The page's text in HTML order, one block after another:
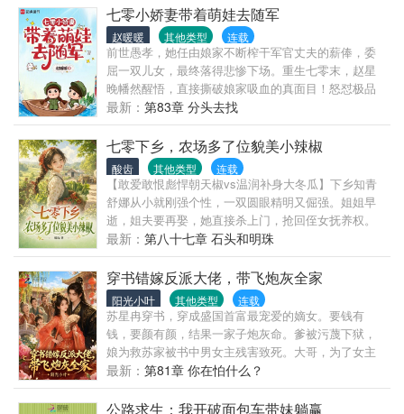
爸，林叔叔的舍命相救，她肩负起了养林舒南的责
任，扮演着好姐姐的角色护他长大。二十三岁，她遇
到了和她一样孤独的男人，并爱上了这个男人，决定
与他陪伴一生，可这个时候，青春萌动的小男生也在
自己的感情里插上一脚，不仅要面临着他违背道德的
红线，还要被与她毫无关系的商业利益所牵连。当孤
独与陪伴的共赴，依赖与放弃的选择，逃离与现实的
碰撞聚在一起，洛安又该如何抉择呢？
七零小娇妻带着萌娃去随军
赵暖暖 其他类型 连载
前世愚孝，她任由娘家不断榨干军官丈夫的薪俸，委
屈一双儿女，最终落得悲惨下场。重生七零末，赵星
晚幡然醒悟，直接撕破娘家吸血的真面目！怒怼极品
亲人，斩断无谓牵绊，带着四岁龙凤双宝回归婆家，
毅然奔赴军营。军营小院炊烟袅袅，冷面丈夫将她和
一双宝贝疼入心底。这一世，她用心宠夫、悉心护
娃，勤学上进、踏实经营，成为丈夫最坚实的后盾，
把从前一团糟的人生，活成了人人羡慕的甜宠范本！
最新： 第83章 分头去找
七零下乡，农场多了位貌美小辣椒
酸齿 其他类型 连载
【敢爱敢恨彪悍朝天椒vs温润补身大冬瓜】下乡知青
舒娜从小就刚强个性，一双圆眼精明又倔强。姐姐早
逝，姐夫要再娶，她直接杀上门，抢回侄女抚养权。
为了养活这个小机灵鬼，舒娜去卖父亲积攒的劳保手
套时意外被农场同乡裴润生搭救。俩人就此相识，舒
娜才发现这个沉默寡言的男人有许多可爱之处。裴润
生剑眉星目，温润博学，偏偏是个小结巴，农场里人
人说他不好、不能生育，劝舒娜离他远点。“他是个绝
嗣的，你跟了他，这辈子就完了。”裴润生站在人群
中，周遭的诋毁好像一把把长枪刺入他的骨髓，舒娜
抿抿唇，“裴润生！你敢娶我吗？”周围传来惊呼，“舒
娜这是疯了，嫁给这种人，这辈子别想回城了！”都说
谁嫁给他这辈子就完了，舒娜偏偏不信这个邪！舒娜
最新： 第八十七章 石头和明珠
穿书错嫁反派大佬，带飞炮灰全家
阳光小叶 其他类型 连载
苏星冉穿书，穿成盛国首富最宠爱的嫡女。要钱有
钱，要颜有颜，结果一家子炮灰命。爹被污蔑下狱，
娘为救苏家被书中男女主残害致死。大哥，为了女主
那个假救命恩人，被五马分尸。至于苏家族人，全被
男女主下药活活烧死。在苏星冉以为这次是天崩开局
的的时候，觉醒花钱改命系统。只要花钱，就能从系
最新： 第81章 你在怕什么？
公路求生：我开破面包车带妹躺赢